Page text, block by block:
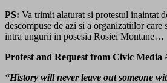
PS: Va trimit alaturat si protestul inaintat
descompuse de azi si a organizatiilor
intra ungurii in posesia Rosiei Montane…
Protest and Request from Civic Media
“History will never leave out someone